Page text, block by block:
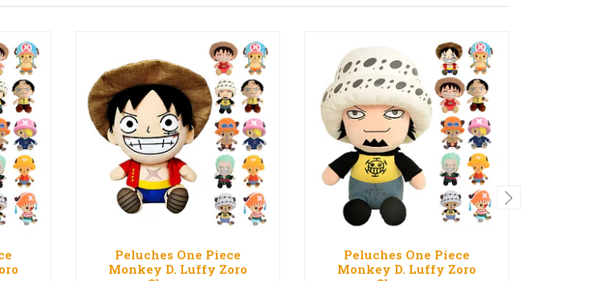
Peluches One Piece
Monkey D. Luffy Zoro
Peluches One Piece
Monkey D. Luffy Zoro